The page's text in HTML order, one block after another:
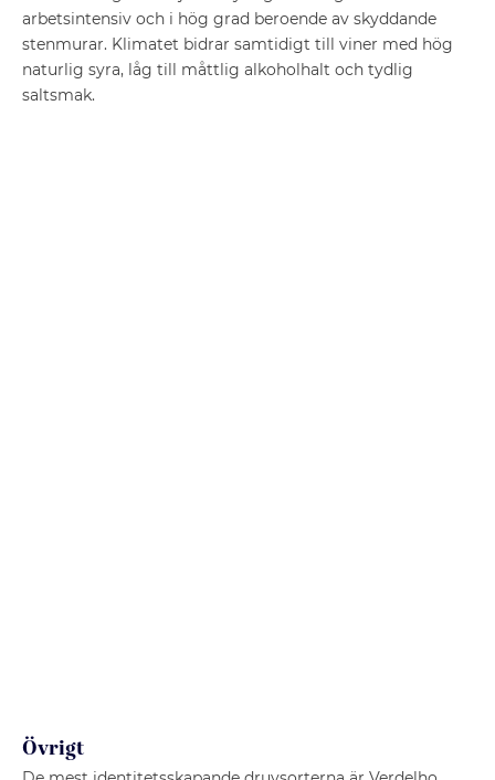
arbetsintensiv och i hög grad beroende av skyddande
stenmurar. Klimatet bidrar samtidigt till viner med hög
naturlig syra, låg till måttlig alkoholhalt och tydlig
saltsmak.
Övrigt